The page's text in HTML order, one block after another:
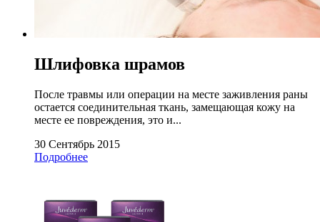
Шлифовка шрамов
После травмы или операции на месте заживления раны
остается соединительная ткань, замещающая кожу на
месте ее повреждения, это и...
30 Сентябрь 2015
Подробнее